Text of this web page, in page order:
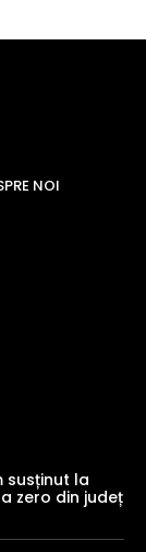
NOI
susținut la
zero din județ